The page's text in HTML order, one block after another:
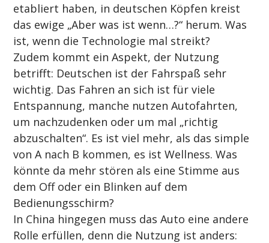
etabliert haben, in deutschen Köpfen kreist
das ewige „Aber was ist wenn…?“ herum. Was
ist, wenn die Technologie mal streikt?
Zudem kommt ein Aspekt, der Nutzung
betrifft: Deutschen ist der Fahrspaß sehr
wichtig. Das Fahren an sich ist für viele
Entspannung, manche nutzen Autofahrten,
um nachzudenken oder um mal „richtig
abzuschalten“. Es ist viel mehr, als das simple
von A nach B kommen, es ist Wellness. Was
könnte da mehr stören als eine Stimme aus
dem Off oder ein Blinken auf dem
Bedienungsschirm?
In China hingegen muss das Auto eine andere
Rolle erfüllen, denn die Nutzung ist anders: